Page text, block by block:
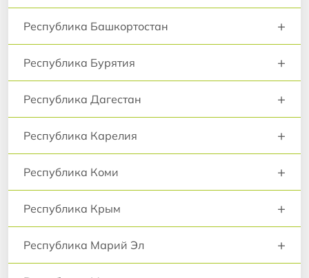
Республика Башкортостан +
Республика Бурятия +
Республика Дагестан +
Республика Карелия +
Республика Коми +
Республика Крым +
Республика Марий Эл +